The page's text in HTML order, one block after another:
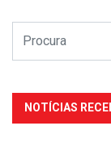
NOTÍCIAS